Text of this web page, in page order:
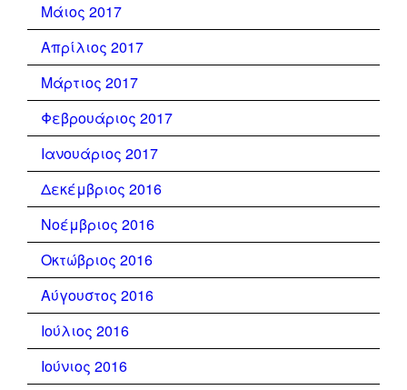
Μάιος 2017
Απρίλιος 2017
Μάρτιος 2017
Φεβρουάριος 2017
Ιανουάριος 2017
Δεκέμβριος 2016
Νοέμβριος 2016
Οκτώβριος 2016
Αύγουστος 2016
Ιούλιος 2016
Ιούνιος 2016